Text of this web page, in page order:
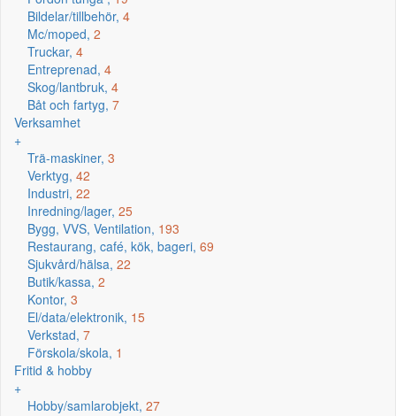
Bildelar/tillbehör, 4
Mc/moped, 2
Truckar, 4
Entreprenad, 4
Skog/lantbruk, 4
Båt och fartyg, 7
Verksamhet
+
Trä-maskiner, 3
Verktyg, 42
Industri, 22
Inredning/lager, 25
Bygg, VVS, Ventilation, 193
Restaurang, café, kök, bageri, 69
Sjukvård/hälsa, 22
Butik/kassa, 2
Kontor, 3
El/data/elektronik, 15
Verkstad, 7
Förskola/skola, 1
Fritid & hobby
+
Hobby/samlarobjekt, 27